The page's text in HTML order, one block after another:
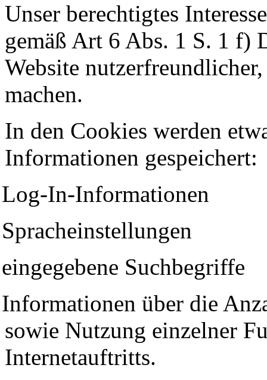
Unser berechtigtes
gemäß Art 6 Abs. 1 S. 1 f)
Website
machen.
In den Cookies werden
Informationen gespeichert:
Log-In-Informationen
Spracheinstellungen
eingegebene Suchbegriffe
Informationen über die
sowie Nutzung einzelner
Internetauftritts.